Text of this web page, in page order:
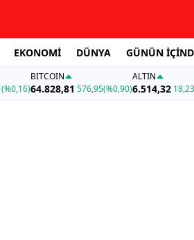
EKONOMİ DÜNYA GÜNÜN
(%0,16)
BITCOIN
64.828,81 576,95(%0,90)
ALTIN
6.514,32